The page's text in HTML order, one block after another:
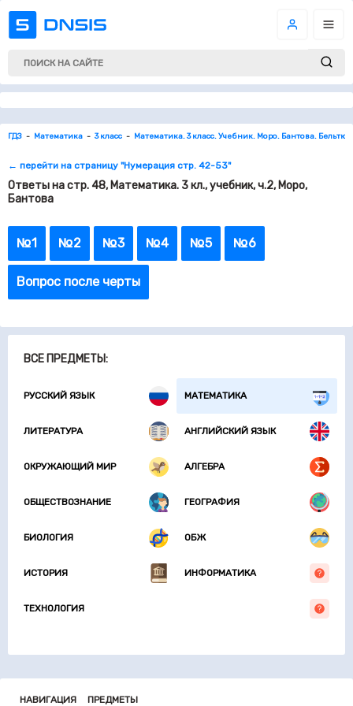
ВСЕ ПРЕДМЕТЫ:
РУССКИЙ ЯЗЫК МАТЕМАТИКА
ЛИТЕРАТУРА АНГЛИЙСКИЙ ЯЗЫК
ОКРУЖАЮЩИЙ МИР АЛГЕБРА
ОБЩЕСТВОЗНАНИЕ ГЕОГРАФИЯ
БИОЛОГИЯ ОБЖ
ИСТОРИЯ ИНФОРМАТИКА
ТЕХНОЛОГИЯ
ГДЗ Математика 3 класс Математика. 3 класс. Учебник. Моро. Бантова.
← перейти на страницу "Нумерация стр. 42-53"
Ответы на стр. 48, Математика. 3 кл., учебник, ч.2, Моро,
Бантова
№1 №2 №3 №4 №5 №6
Вопрос после черты
НАВИГАЦИЯ ПРЕДМЕТЫ